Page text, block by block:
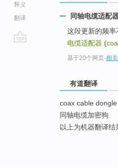
释义
翻译
同轴电缆适配
这段更新的频
电缆适配器 (
基于20个网页-相
有道翻译
coax cable dongle
同轴电缆加密狗
以上为机器翻译